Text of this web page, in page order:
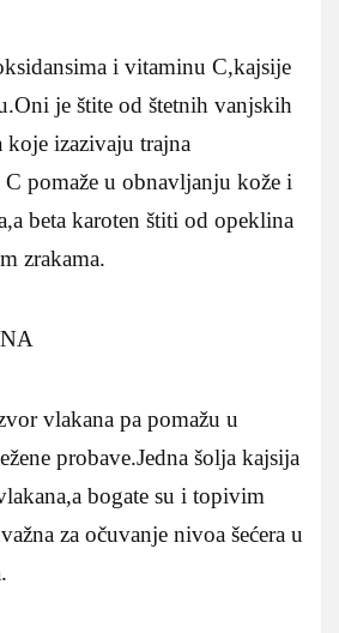
i vitaminu C,kajsije
je štite od štetnih vanjskih
izazivaju trajna
C pomaže u obnavljanju kože i
beta karoten štiti od opeklina
zrakama.
vlakana pa pomažu u
probave.Jedna šolja kajsija
bogate su i topivim
za očuvanje nivoa šećera u